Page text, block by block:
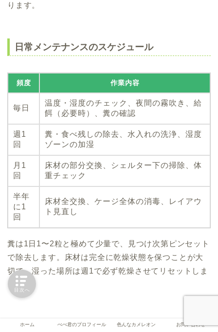
ります。
日常メンテナンスのスケジュール
頻度 作業内容
毎日
温度・湿度のチェック、夜間の霧吹き、給
餌（必要時）、糞の確認
週1
回
糞・食べ残しの除去、水入れの洗浄、湿度
ゾーンの加湿
月1
回
床材の部分交換、シェルター下の掃除、体
重チェック
半年
に1
回
床材全交換、ケージ全体の消毒、レイアウ
ト見直し
糞は1日1〜2粒と極めて少量で、見つけ次第ピンセット
で除去します。床材は完全に乾燥状態を保つことが大
切で、湿った場所は週1で必ず乾燥させてリセットしま
しょう。
ホーム ぺぺ君のプロフィール 色んなカメレオン お問い合わせ
目次へ